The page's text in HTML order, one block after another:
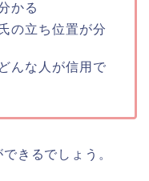
かる
の立ち位置が分
んな人が信用で
きるでしょう。